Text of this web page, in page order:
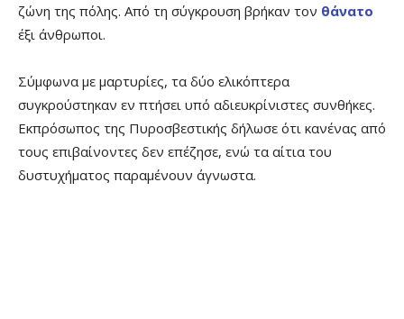
ζώνη της πόλης. Από τη σύγκρουση βρήκαν τον θάνατο
έξι άνθρωποι.
Σύμφωνα με μαρτυρίες, τα δύο ελικόπτερα
συγκρούστηκαν εν πτήσει υπό αδιευκρίνιστες συνθήκες.
Εκπρόσωπος της Πυροσβεστικής δήλωσε ότι κανένας από
τους επιβαίνοντες δεν επέζησε, ενώ τα αίτια του
δυστυχήματος παραμένουν άγνωστα.